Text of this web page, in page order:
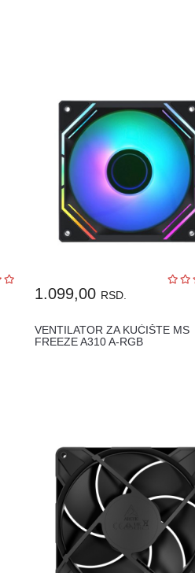
1.099,00 RSD.
VENTILATOR ZA KUĆIŠTE MS
FREEZE A310 A-RGB